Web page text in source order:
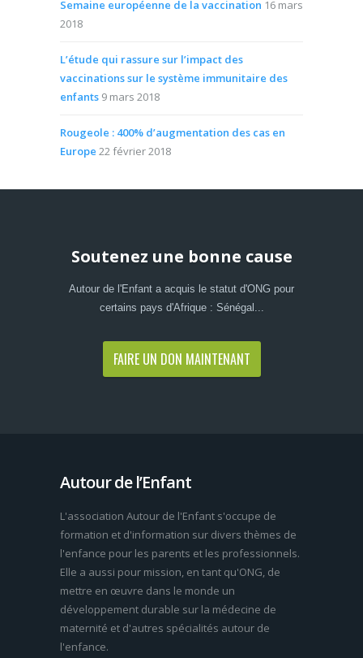
Semaine européenne de la vaccination 16 mars
2018
L’étude qui rassure sur l’impact des
vaccinations sur le système immunitaire des
enfants 9 mars 2018
Rougeole : 400% d’augmentation des cas en
Europe 22 février 2018
Soutenez une bonne cause
Autour de l'Enfant a acquis le statut d'ONG pour
certains pays d'Afrique : Sénégal...
FAIRE UN DON MAINTENANT
Autour de l’Enfant
L'association Autour de l'Enfant s'occupe de
formation et d'information sur divers thèmes de
l'enfance pour les parents et les professionnels.
Elle a aussi pour mission, en tant qu'ONG, de
mettre en œuvre dans le monde un
développement durable sur la médecine de
maternité et d'autres spécialités autour de
l'enfance.